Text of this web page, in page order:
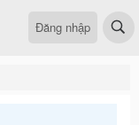
Đăng nhập